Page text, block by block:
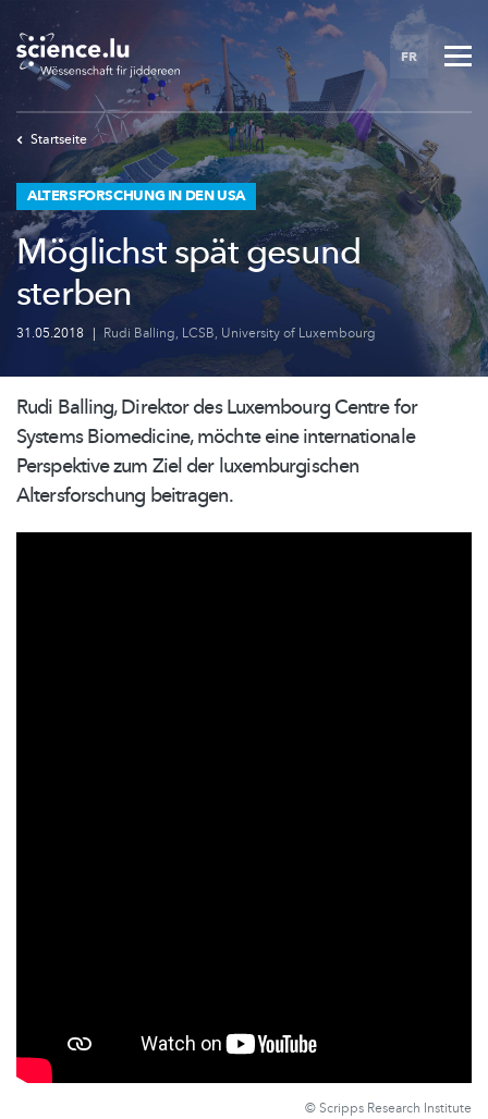
to
main
content
FR
Startseite
ALTERSFORSCHUNG IN DEN USA
Möglichst spät gesund
sterben
31.05.2018 | Rudi Balling, LCSB, University of Luxembourg
Rudi Balling, Direktor des Luxembourg Centre for
Systems Biomedicine, möchte eineinternationale
Perspektive zum Ziel der luxemburgischen
Altersforschung beitragen.
© Scripps Research Institute